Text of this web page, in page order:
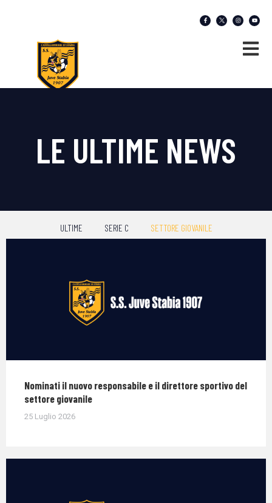
LE ULTIME NEWS
ULTIME SERIE C SETTORE GIOVANILE
Nominati il nuovo responsabile e il direttore sportivo del
settore giovanile
25 Luglio 2026